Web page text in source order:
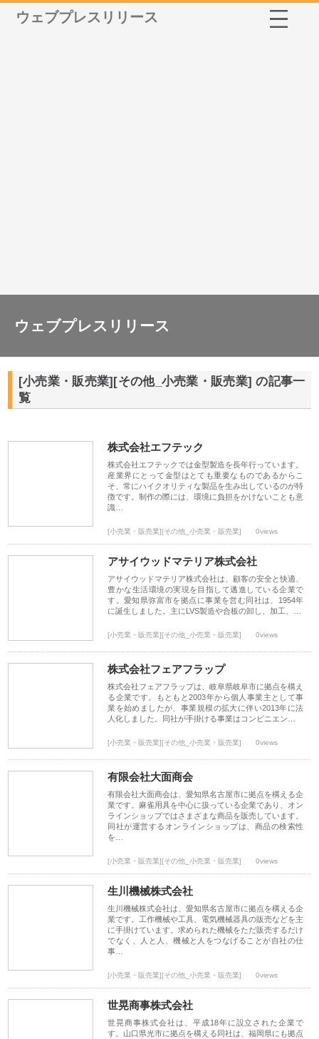
ウェブプレスリリース
ウェブプレスリリース
[小売業・販売業][その他_小売業・販売業] の記事一
覧
株式会社エフテック
株式会社エフテックでは金型製造を長年行っています。
産業界にとって金型はとても重要なものであるからこ
そ、常にハイクオリティな製品を生み出しているのが特
徴です。制作の際には、環境に負担をかけないことも意
識…
[小売業・販売業][その他_小売業・販売業] 0views
アサイウッドマテリア株式会社
アサイウッドマテリア株式会社は、顧客の安全と快適、
豊かな生活環境の実現を目指して邁進している企業で
す。愛知県弥富市を拠点に事業を営む同社は、1954年
に誕生しました。主にLVS製造や合板の卸し、加工、…
[小売業・販売業][その他_小売業・販売業] 0views
株式会社フェアフラップ
株式会社フェアフラップは、岐阜県岐阜市に拠点を構え
る企業です。もともと2003年から個人事業主として事
業を始めましたが、事業規模の拡大に伴い2013年に法
人化しました。同社が手掛ける事業はコンビニエン…
[小売業・販売業][その他_小売業・販売業] 0views
有限会社大面商会
有限会社大面商会は、愛知県名古屋市に拠点を構える企
業です。麻雀用具を中心に扱っている企業であり、オン
ラインショップではさまざまな商品を販売しています。
同社が運営するオンラインショップは、商品の検索性
を…
[小売業・販売業][その他_小売業・販売業] 0views
生川機械株式会社
生川機械株式会社は、愛知県名古屋市に拠点を構える企
業です。工作機械や工具、電気機械器具の販売などを主
に手掛けています。求められた機械をただ販売するだけ
でなく、人と人、機械と人をつなげることが自社の仕
事…
[小売業・販売業][その他_小売業・販売業] 0views
世晃商事株式会社
世晃商事株式会社は、平成18年に設立された企業で
す。山口県光市に拠点を構える同社は、福岡県にも拠点